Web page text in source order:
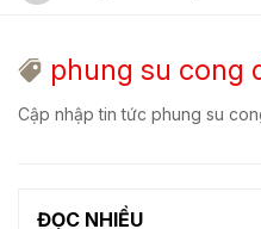
phung su cong
Cập nhập tin tức phung su
ĐỌC NHIỀU